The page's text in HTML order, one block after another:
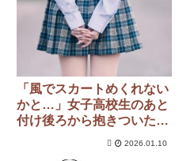
「風でスカートめくれない
かと…」女子高校生のあと
付け後ろから抱きついた疑
2026.01.10